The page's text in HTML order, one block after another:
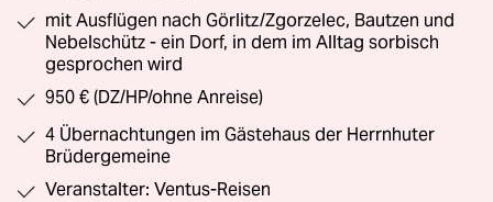
mit Ausflügen nach Görlitz/Zgorzelec, Bautzen und
Nebelschütz - ein Dorf, in dem im Alltag sorbisch
gesprochen wird
950 € (DZ/HP/ohne Anreise)
4 Übernachtungen im Gästehaus der Herrnhuter
Brüdergemeine
Veranstalter: Ventus-Reisen